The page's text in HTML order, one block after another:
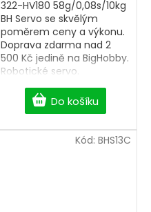
Do košíku
322-HV180 58g/0,08s/10kg
BH Servo se skvělým
poměrem ceny a výkonu.
Doprava zdarma nad 2
500 Kč jedině na BigHobby.
Robotické servo.
Kód: BHS13C